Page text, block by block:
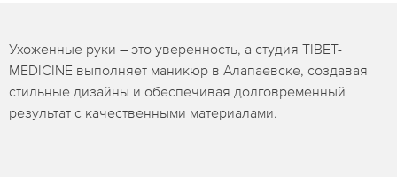
Ухоженные руки – это уверенность, а студия TIBET-
MEDICINE выполняет маникюр в Алапаевске, создавая
стильные дизайны и обеспечивая долговременный
результат с качественными материалами.